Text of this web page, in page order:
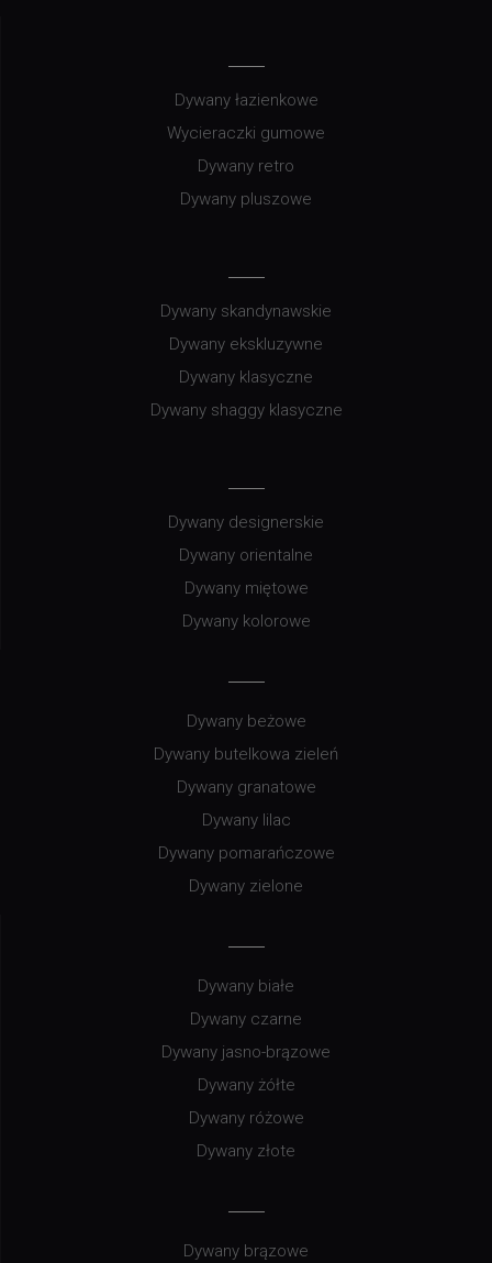
Dywany łazienkowe
Wycieraczki gumowe
Dywany retro
Dywany pluszowe
Dywany skandynawskie
Dywany ekskluzywne
Dywany klasyczne
Dywany shaggy klasyczne
Dywany designerskie
Dywany orientalne
Dywany miętowe
Dywany kolorowe
Dywany beżowe
Dywany butelkowa zieleń
Dywany granatowe
Dywany lilac
Dywany pomarańczowe
Dywany zielone
Dywany białe
Dywany czarne
Dywany jasno-brązowe
Dywany żółte
Dywany różowe
Dywany złote
Dywany brązowe